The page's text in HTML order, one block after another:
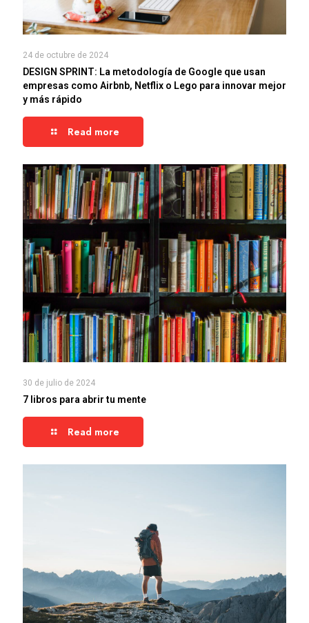
24 de octubre de 2024
DESIGN SPRINT: La metodología de Google que usan
empresas como Airbnb, Netflix o Lego para innovar mejor
y más rápido
Read more
30 de julio de 2024
7 libros para abrir tu mente
Read more